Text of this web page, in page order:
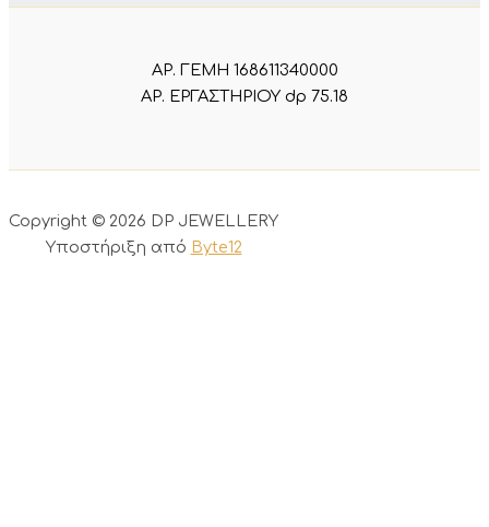
ΑΡ. ΓΕΜΗ 168611340000
ΑΡ. ΕΡΓΑΣΤΗΡΙΟΥ dp 75.18
Copyright © 2026 DP JEWELLERY
Υποστήριξη από Byte12